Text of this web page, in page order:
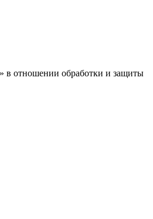
в отношении обработки и защиты